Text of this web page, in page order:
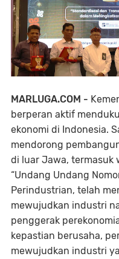
MARLUGA.COM -
berperan aktif
ekonomi di Indonesia.
mendorong
di luar Jawa, termasuk
“Undang Undang
Perindustrian, telah
mewujudkan industri
penggerak
kepastian berusaha,
mewujudkan industri